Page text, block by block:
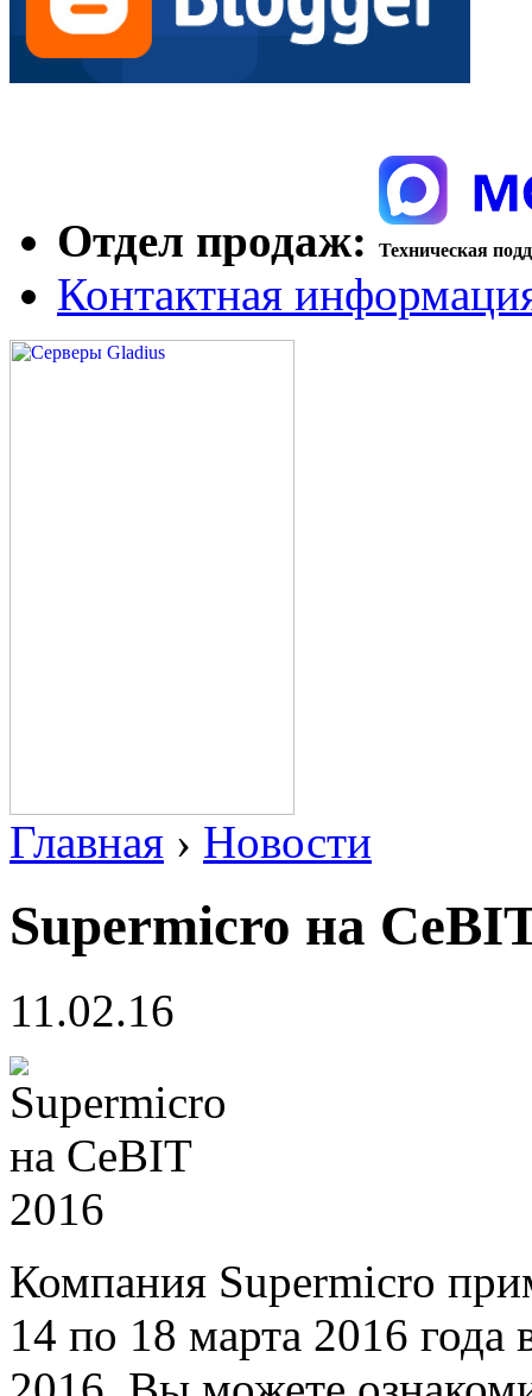
Отдел продаж: Техническая
Контактная
Главная › Новости
Supermicro на
11.02.16
Компания Supermicro
14 по 18 марта 2016 года